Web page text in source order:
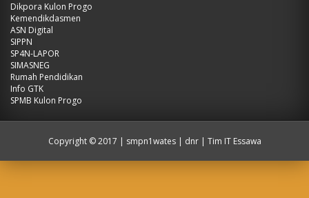
Dikpora Kulon Progo
Kemendikdasmen
ASN Digital
SIPPN
SP4N-LAPOR
SIMASNEG
Rumah Pendidikan
Info GTK
SPMB Kulon Progo
Copyright ©2017 | smpn1wates| dnr | Tim IT Essawa